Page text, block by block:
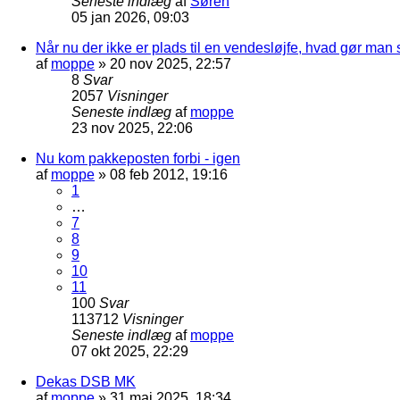
05 jan 2026, 09:03
Når nu der ikke er plads til en vendesløjfe, hvad gør man
af moppe » 20 nov 2025, 22:57
8 Svar
2057 Visninger
Seneste indlæg af moppe
23 nov 2025, 22:06
Nu kom pakkeposten forbi - igen
af moppe » 08 feb 2012, 19:16
1
…
7
8
9
10
11
100 Svar
113712 Visninger
Seneste indlæg af moppe
07 okt 2025, 22:29
Dekas DSB MK